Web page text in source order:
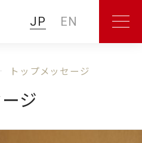
JP EN
ジ
トップメッセージ